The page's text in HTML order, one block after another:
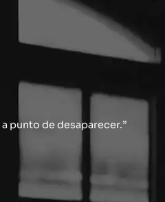
punto de desaparecer.”